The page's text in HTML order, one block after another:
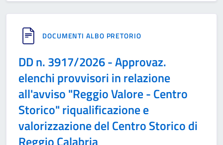
DOCUMENTI ALBO PRETORIO
DD n. 3917/2026 - Approvaz.
elenchi provvisori in relazione
all'avviso "Reggio Valore - Centro
Storico" riqualificazione e
valorizzazione del Centro Storico di